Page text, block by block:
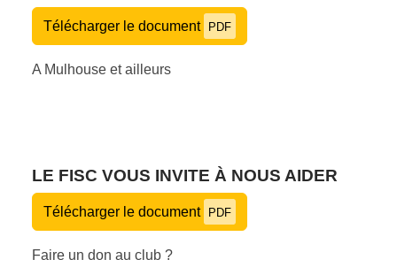
Télécharger le document PDF
A Mulhouse et ailleurs
LE FISC VOUS INVITE À NOUS AIDER
Télécharger le document PDF
Faire un don au club ?